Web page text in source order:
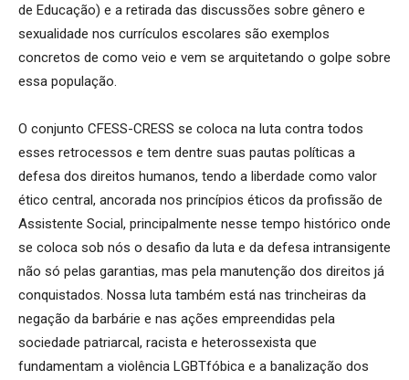
de Educação) e a retirada das discussões sobre gênero e
sexualidade nos currículos escolares são exemplos
concretos de como veio e vem se arquitetando o golpe sobre
essa população.
O conjunto CFESS-CRESS se coloca na luta contra todos
esses retrocessos e tem dentre suas pautas políticas a
defesa dos direitos humanos, tendo a liberdade como valor
ético central, ancorada nos princípios éticos da profissão de
Assistente Social, principalmente nesse tempo histórico onde
se coloca sob nós o desafio da luta e da defesa intransigente
não só pelas garantias, mas pela manutenção dos direitos já
conquistados. Nossa luta também está nas trincheiras da
negação da barbárie e nas ações empreendidas pela
sociedade patriarcal, racista e heterossexista que
fundamentam a violência LGBTfóbica e a banalização dos